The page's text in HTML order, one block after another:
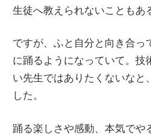
生徒へ教えられないこともあ
ですが、ふと自分と向き合っ
に踊るようになっていて。技
い先生ではありたくないなと
した。
踊る楽しさや感動、本気でや